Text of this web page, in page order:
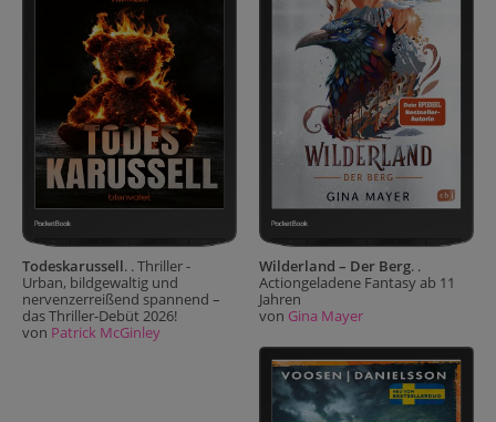
Todeskarussell. . Thriller -
Urban, bildgewaltig und
nervenzerreißend spannend –
das Thriller-Debüt 2026!
von Patrick McGinley
Wilderland – Der Berg. .
Actiongeladene Fantasy ab 11
Jahren
von Gina Mayer